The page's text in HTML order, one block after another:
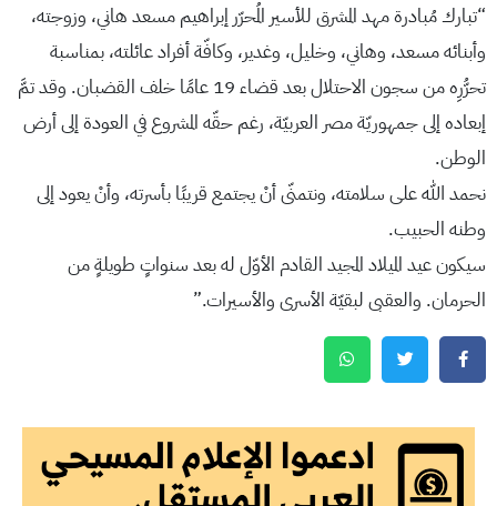
“تبارك مُبادرة مهد المشرق للأسير المُحرّر إبراهيم مسعد هاني، وزوجته،
وأبنائه مسعد، وهاني، وخليل، وغدير، وكافّة أفراد عائلته، بمناسبة
تحرُّرِه من سجون الاحتلال بعد قضاء 19 عامًا خلف القضبان. وقد تمَّ
إبعاده إلى جمهوريّة مصر العربيّة، رغم حقّه المشروع في العودة إلى أرض
الوطن.
نحمد الله على سلامته، ونتمنّى أنْ يجتمع قريبًا بأسرته، وأنْ يعود إلى
وطنه الحبيب.
سيكون عيد الميلاد المجيد القادم الأوّل له بعد سنواتٍ طويلةٍ من
الحرمان. والعقبى لبقيّة الأسرى والأسيرات.”